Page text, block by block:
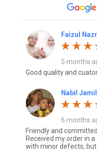
Faizul
5 months
Good quality and
Nabil
6 months
Friendly and
Received my order in
with minor defects,